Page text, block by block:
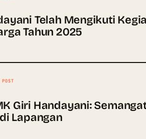
Telah Mengikuti
Tahun 2025
Giri Handayani:
Lapangan